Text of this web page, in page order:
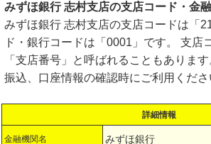
みずほ銀行 志村支店の支店コード・金
みずほ銀行 志村支店の支店コードは「
ド・銀行コードは「0001」です。 支店
「支店番号」と呼ばれることもありま
振込、口座情報の確認時にご利用くださ
詳細情報
金融機関名 みずほ銀行